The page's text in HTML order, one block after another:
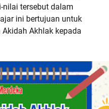
nilai tersebut dalam
ini bertujuan untuk
Akhlak kepada